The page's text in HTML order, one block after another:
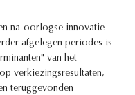
na-oorlogse innovatie
afgelegen periodes is
van het
verkiezingsresultaten,
teruggevonden